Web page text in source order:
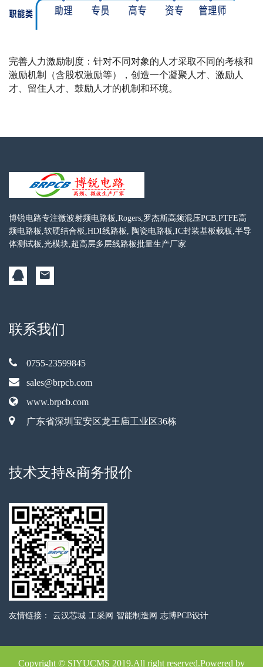
完善人力激励制度：针对不同对象的人才采取不同的考核和
激励机制（含股权激励等），创造一个凝聚人才、激励人
才、留住人才、鼓励人才的机制和环境。
博锐电路专注微波射频电路板,Rogers,罗杰斯高频混压PCB,PTFE高
频电路板,软硬结合板,HDI线路板, 陶瓷电路板,IC封装基板载板,半导
体测试板,光模块,超高层多层线路板批量生产厂家
联系我们
0755-23599845
sales@brpcb.com
www.brpcb.com
广东省深圳宝安区龙王庙工业区36栋
技术支持&商务报价
友情链接： 云汉芯城 工采网 智能制造网 志博PCB设计
Copyright © SIYUCMS 2019.All right reserved.Powered by